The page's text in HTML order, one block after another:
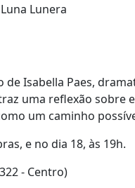
Lunera
Isabella Paes,
uma reflexão sobre
um caminho
e no dia 18, às 19h.
- Centro)